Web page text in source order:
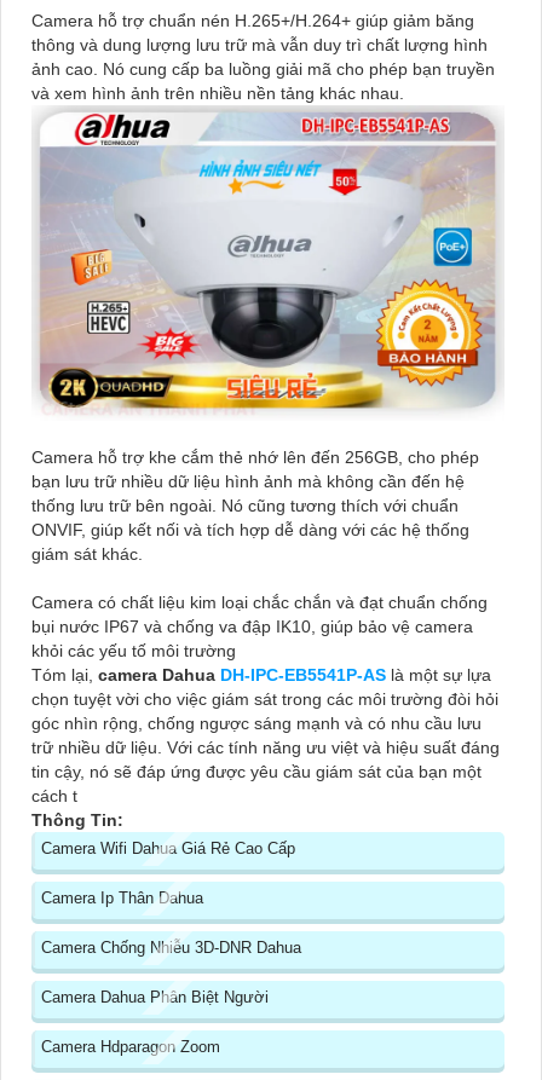
Camera hỗ trợ chuẩn nén H.265+/H.264+ giúp giảm băng
thông và dung lượng lưu trữ mà vẫn duy trì chất lượng hình
ảnh cao. Nó cung cấp ba luồng giải mã cho phép bạn truyền
và xem hình ảnh trên nhiều nền tảng khác nhau.
Camera hỗ trợ khe cắm thẻ nhớ lên đến 256GB, cho phép
bạn lưu trữ nhiều dữ liệu hình ảnh mà không cần đến hệ
thống lưu trữ bên ngoài. Nó cũng tương thích với chuẩn
ONVIF, giúp kết nối và tích hợp dễ dàng với các hệ thống
giám sát khác.
Camera có chất liệu kim loại chắc chắn và đạt chuẩn chống
bụi nước IP67 và chống va đập IK10, giúp bảo vệ camera
khỏi các yếu tố môi trường
Tóm lại, camera Dahua DH-IPC-EB5541P-AS là một sự lựa
chọn tuyệt vời cho việc giám sát trong các môi trường đòi hỏi
góc nhìn rộng, chống ngược sáng mạnh và có nhu cầu lưu
trữ nhiều dữ liệu. Với các tính năng ưu việt và hiệu suất đáng
tin cậy, nó sẽ đáp ứng được yêu cầu giám sát của bạn một
cách t
Thông Tin:
Camera Wifi Dahua Giá Rẻ Cao Cấp
Camera Ip Thân Dahua
Camera Chống Nhiễu 3D-DNR Dahua
Camera Dahua Phân Biệt Người
Camera Hdparagon Zoom